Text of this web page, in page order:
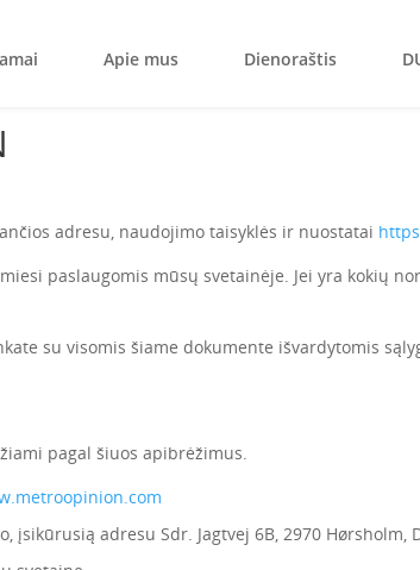
Apie mus Dienoraštis
adresu, naudojimo taisyklės ir nuostatai
paslaugomis mūsų svetainėje. Jei yra kokių
su visomis šiame dokumente išvardytomis
pagal šiuos apibrėžimus.
įsikūrusią adresu Sdr. Jagtvej 6B, 2970 Hørsholm,